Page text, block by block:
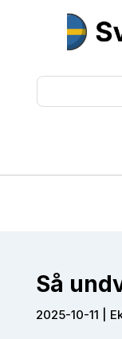
Så
2025-10-11